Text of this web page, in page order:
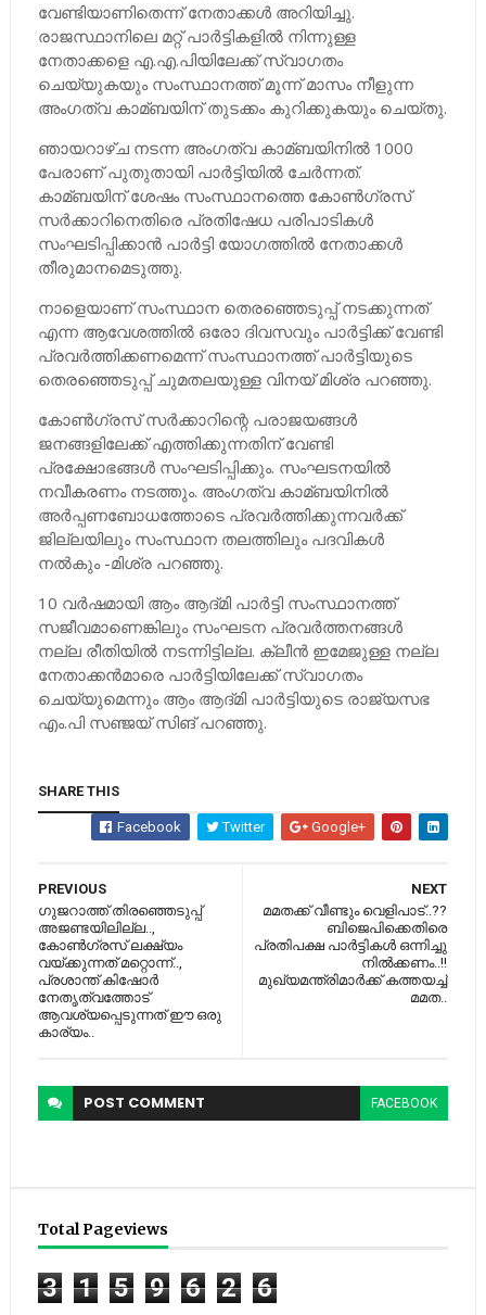
വേണ്ടിയാണിതെന്ന് നേതാക്കള്‍ അറിയിച്ചു.
രാജസ്ഥാനിലെ മറ്റ് പാര്‍ട്ടികളില്‍ നിന്നുള്ള
നേതാക്കളെ എ.എ.പിയിലേക്ക് സ്വാഗതം
ചെയ്യുകയും സംസ്ഥാനത്ത് മൂന്ന് മാസം നീളുന്ന
അംഗത്വ കാമ്ബയിന് തുടക്കം കുറിക്കുകയും ചെയ്തു.
ഞായറാഴ്ച നടന്ന അംഗത്വ കാമ്ബയിനില്‍ 1000
പേരാണ് പുതുതായി പാര്‍ട്ടിയില്‍ ചേര്‍ന്നത്.
കാമ്ബയിന് ശേഷം സംസ്ഥാനത്തെ കോണ്‍ഗ്രസ്
സര്‍ക്കാറിനെതിരെ പ്രതിഷേധ പരിപാടികള്‍
സംഘടിപ്പിക്കാന്‍ പാര്‍ട്ടി യോഗത്തില്‍ നേതാക്കള്‍
തീരുമാനമെടുത്തു.
നാളെയാണ് സംസ്ഥാന തെരഞ്ഞെടുപ്പ് നടക്കുന്നത്
എന്ന ആവേശത്തില്‍ ഒരോ ദിവസവും പാര്‍ട്ടിക്ക് വേണ്ടി
പ്രവര്‍ത്തിക്കണമെന്ന് സംസ്ഥാനത്ത് പാര്‍ട്ടിയുടെ
തെരഞ്ഞെടുപ്പ് ചുമതലയുള്ള വിനയ് മിശ്ര പറഞ്ഞു.
കോണ്‍ഗ്രസ് സര്‍ക്കാറിന്റെ പരാജയങ്ങള്‍
ജനങ്ങളിലേക്ക് എത്തിക്കുന്നതിന് വേണ്ടി
പ്രക്ഷോഭങ്ങള്‍ സംഘടിപ്പിക്കും. സംഘടനയില്‍
നവീകരണം നടത്തും. അംഗത്വ കാമ്ബയിനില്‍
അര്‍പ്പണബോധത്തോടെ പ്രവര്‍ത്തിക്കുന്നവര്‍ക്ക്
ജില്ലയിലും സംസ്ഥാന തലത്തിലും പദവികള്‍
നല്‍കും -മിശ്ര പറഞ്ഞു.
10 വര്‍ഷമായി ആം ആദ്മി പാര്‍ട്ടി സംസ്ഥാനത്ത്
സജീവമാണെങ്കിലും സംഘടന പ്രവര്‍ത്തനങ്ങള്‍
നല്ല രീതിയില്‍ നടന്നിട്ടില്ല. ക്ലീന്‍ ഇമേജുള്ള നല്ല
നേതാക്കന്‍മാരെ പാര്‍ട്ടിയിലേക്ക് സ്വാഗതം
ചെയ്യുമെന്നും ആം ആദ്മി പാര്‍ട്ടിയുടെ രാജ്യസഭ
എം.പി സഞ്ജയ് സിങ് പറഞ്ഞു.
SHARE THIS
Facebook Twitter Google+
NEXT
മമതക്ക് വീണ്ടും വെളിപാട്..??
ബിജെപിക്കെതിരെ
പ്രതിപക്ഷ പാര്‍ട്ടികള്‍ ഒന്നിച്ചു
നില്‍ക്കണം..!!
മുഖ്യമന്ത്രിമാര്‍ക്ക് കത്തയച്ച്‌
മമത..
PREVIOUS
ഗുജറാത്ത് തിരഞ്ഞെടുപ്പ്
അജണ്ടയിലില്ല..,
കോണ്‍ഗ്രസ് ലക്ഷ്യം
വയ്ക്കുന്നത് മറ്റൊന്ന്..,
പ്രശാന്ത് കിഷോര്‍
നേതൃത്വത്തോട്
ആവശ്യപ്പെടുന്നത് ഈ ഒരു
കാര്യം..
POST COMMENT FACEBOOK
Total Pageviews
3 1 5 9 6 2 6